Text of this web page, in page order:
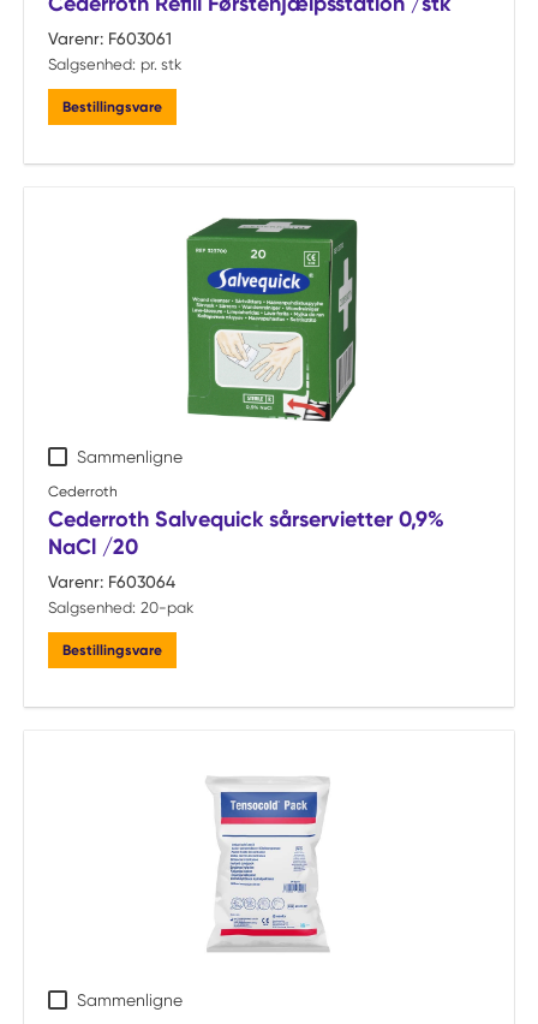
Varenr: F603061
Salgsenhed: pr. stk
Bestillingsvare
Sammenligne
Cederroth
Cederroth Salvequick sårservietter 0,9%
NaCl /20
Varenr: F603064
Salgsenhed: 20-pak
Bestillingsvare
Sammenligne